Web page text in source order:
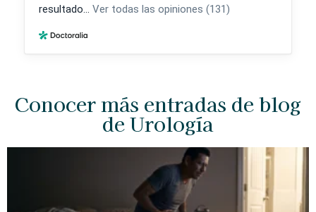
Conocer más entradas de blog
de Urología